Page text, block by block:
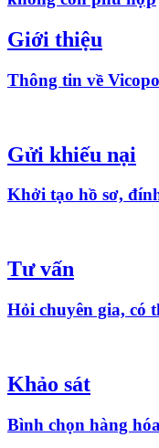
Giới thiệu
Thông tin về
Gửi khiếu nại
Khởi tạo hồ sơ,
Tư vấn
Hỏi chuyên gia, có
Khảo sát
Bình chọn hàng